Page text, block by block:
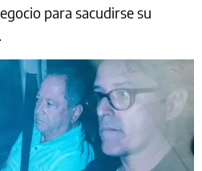
para sacudirse su